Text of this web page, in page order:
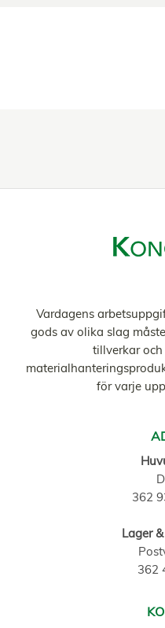
Vardagens
gods av olika slag
tillverkar
för varje
362
Lager
362